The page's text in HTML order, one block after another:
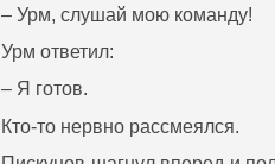
– Урм, слушай мою команду!
Урм ответил:
– Я готов.
Кто-то нервно рассмеялся.